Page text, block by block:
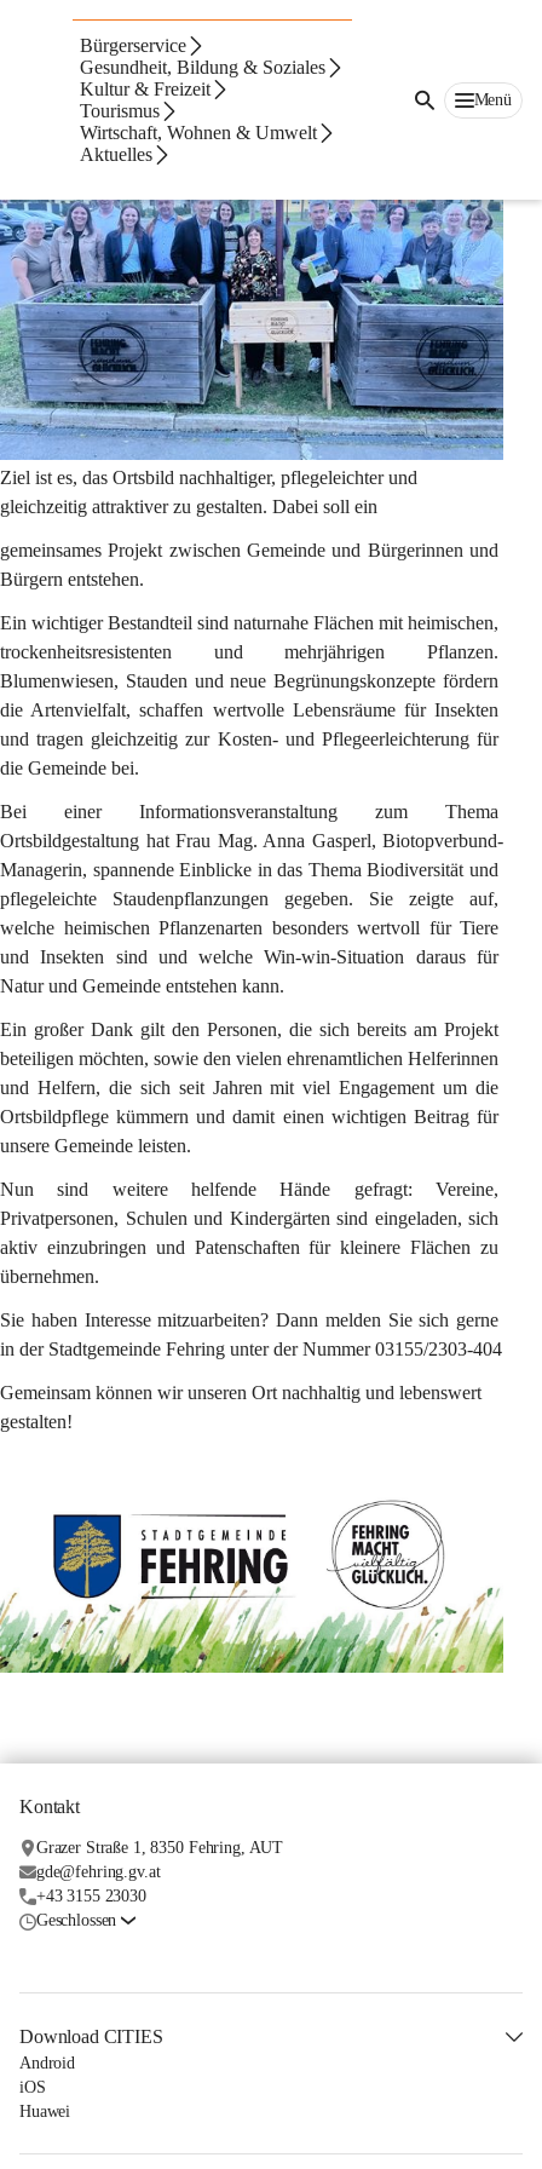
Bürgerservice
Gesundheit, Bildung & Soziales
Kultur & Freizeit
Tourismus
Wirtschaft, Wohnen & Umwelt
Aktuelles
Menü
Ortsbildgestaltung
Neues Pilotprojekt der Stadtgemeinde Fehring
Ziel ist es, das Ortsbild nachhaltiger, pflegeleichter und
gleichzeitig attraktiver zu gestalten. Dabei soll ein
gemeinsames Projekt zwischen Gemeinde und Bürgerinnen und
Bürgern entstehen.
Ein wichtiger Bestandteil sind naturnahe Flächen mit heimischen,
trockenheitsresistenten und mehrjährigen Pflanzen.
Blumenwiesen, Stauden und neue Begrünungskonzepte fördern
die Artenvielfalt, schaffen wertvolle Lebensräume für Insekten
und tragen gleichzeitig zur Kosten- und Pflegeerleichterung für
die Gemeinde bei.
Bei einer Informationsveranstaltung zum Thema
Ortsbildgestaltung hat Frau Mag. Anna Gasperl, Biotopverbund-
Managerin, spannende Einblicke in das Thema Biodiversität und
pflegeleichte Staudenpflanzungen gegeben. Sie zeigte auf,
welche heimischen Pflanzenarten besonders wertvoll für Tiere
und Insekten sind und welche Win-win-Situation daraus für
Natur und Gemeinde entstehen kann.
Ein großer Dank gilt den Personen, die sich bereits am Projekt
beteiligen möchten, sowie den vielen ehrenamtlichen Helferinnen
und Helfern, die sich seit Jahren mit viel Engagement um die
Ortsbildpflege kümmern und damit einen wichtigen Beitrag für
unsere Gemeinde leisten.
Nun sind weitere helfende Hände gefragt: Vereine,
Privatpersonen, Schulen und Kindergärten sind eingeladen, sich
aktiv einzubringen und Patenschaften für kleinere Flächen zu
übernehmen.
Sie haben Interesse mitzuarbeiten? Dann melden Sie sich gerne
in der Stadtgemeinde Fehring unter der Nummer 03155/2303-404
Gemeinsam können wir unseren Ort nachhaltig und lebenswert
gestalten!
Kontakt
Grazer Straße 1, 8350 Fehring, AUT
gde@fehring.gv.at
+43 3155 23030
Geschlossen
Download CITIES
Android
iOS
Huawei